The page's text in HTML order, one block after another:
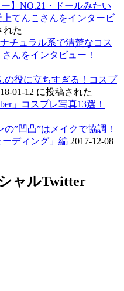
ー】NO.21・ドールみたい
てんこさんをインタービ
れた
チュラル系で清楚なコス
んをインタビュー！
の役に立ちすぎる！コスプ
01-12 に投稿された
」コスプレ写真13選！
”凹凸”はメイクで協調！
ディング」編 2017-12-08
ャルTwitter